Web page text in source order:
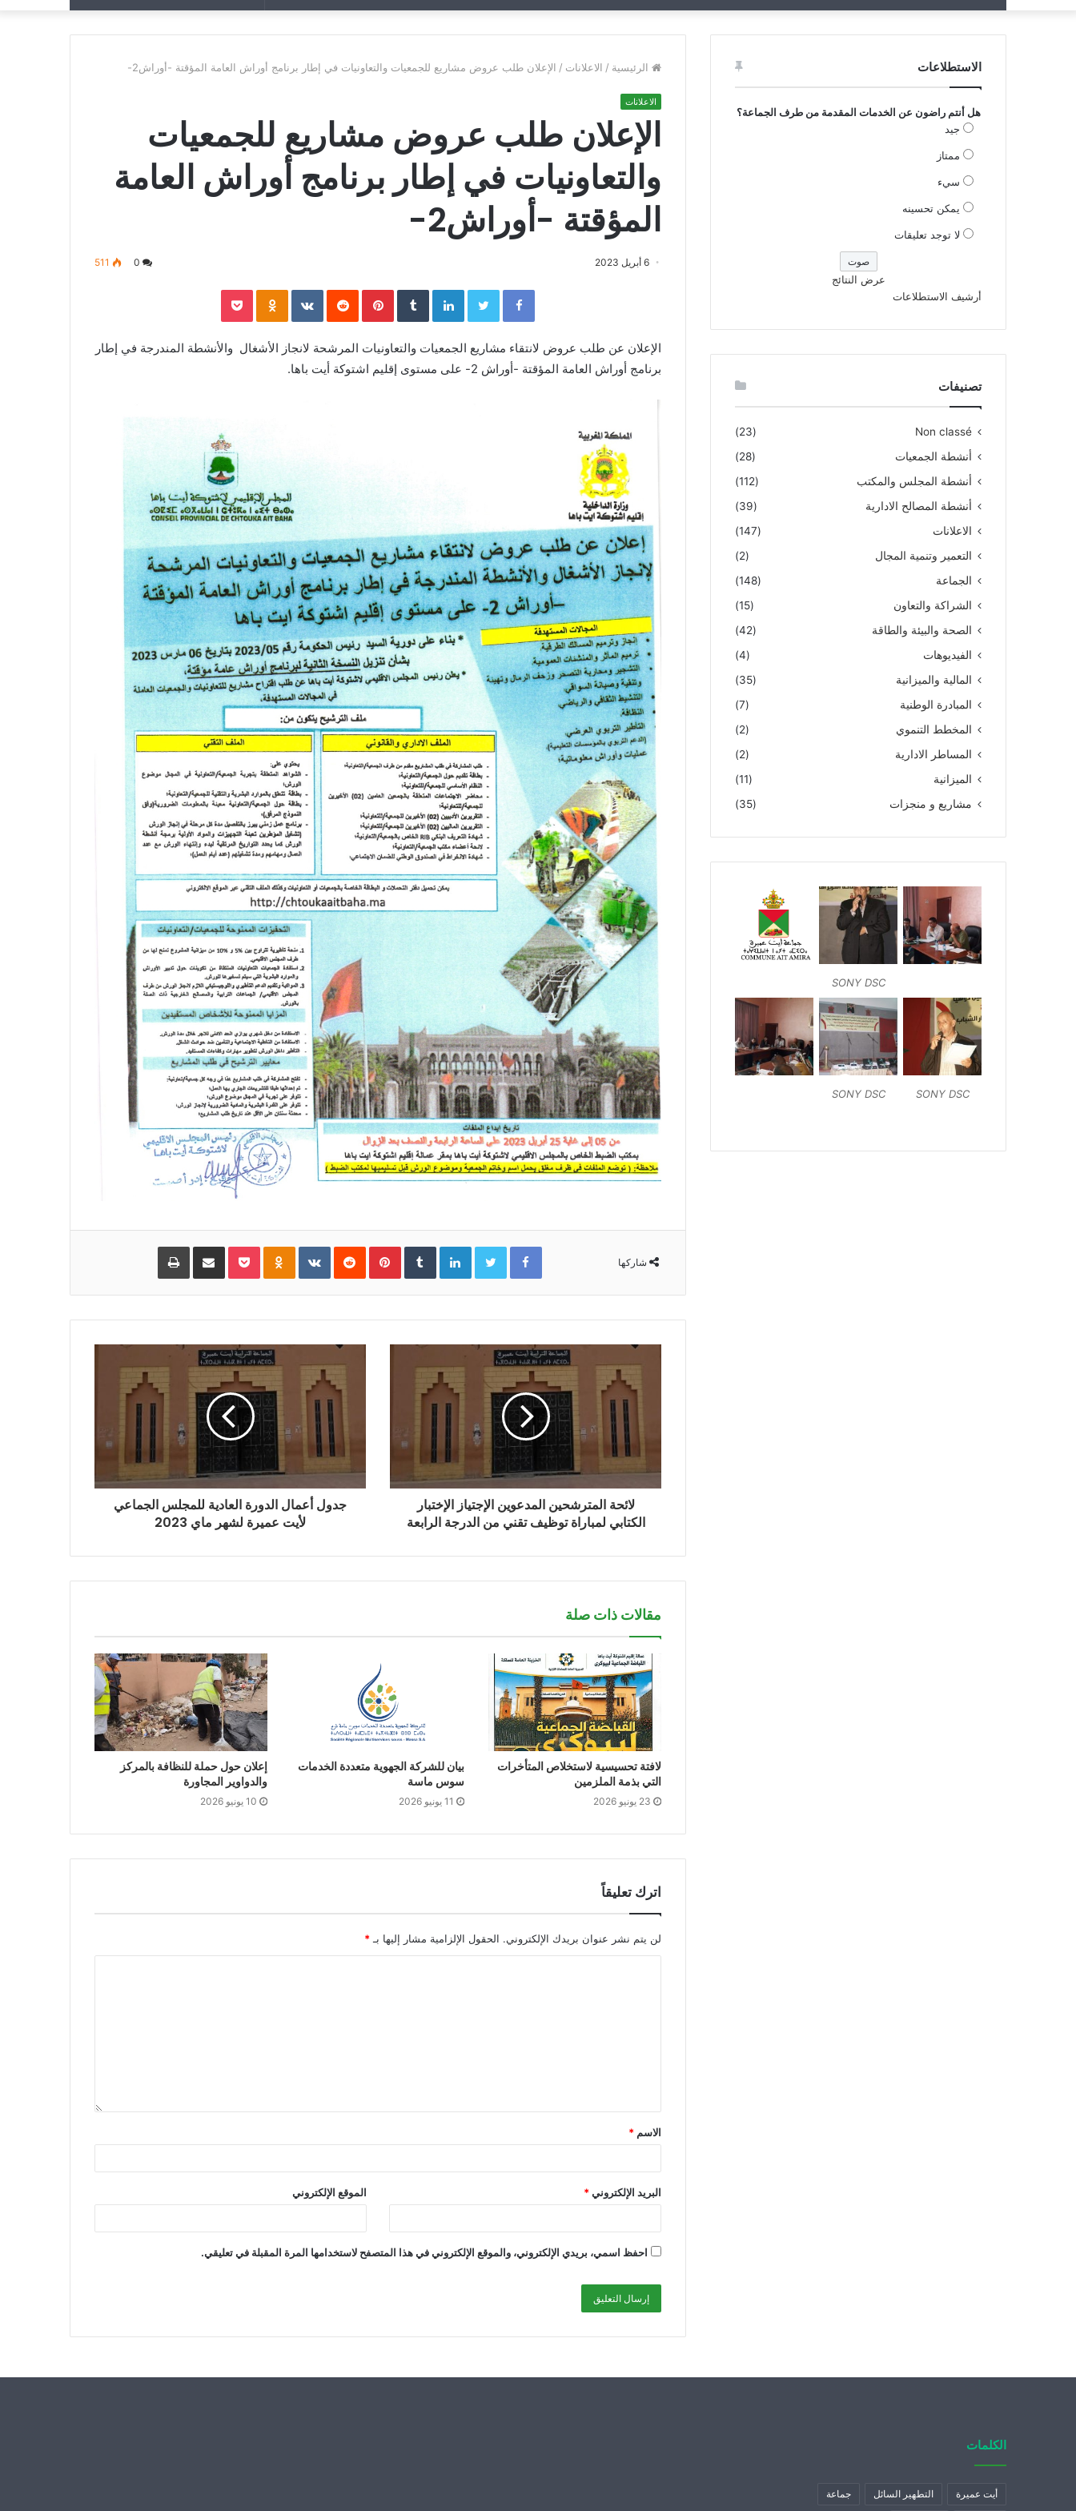
عن عشوائي
الرئيسية / الاعلانات / الإعلان طلب عروض مشاريع للجمعيات والتعاونيات في إطار برنامج أوراش العامة المؤقتة -أوراش2-
الاعلانات
الإعلان طلب عروض مشاريع للجمعيات
والتعاونيات في إطار برنامج أوراش العامة
المؤقتة -أوراش2-
6 أبريل 2023 0
511
Facebook
Twitter
LinkedIn
‏Tumblr
Pinterest
‏Reddit
‏VKontakte
الإعلان عن طلب عروض لانتقاء مشاريع الجمعيات والتعاونيات المرشحة لانجاز الأشغال والأنشطة المندرجة في إطار
برنامج أوراش العامة المؤقتة -أوراش 2- على مستوى إقليم اشتوكة أيت باها.
شاركها
Facebook
Twitter
LinkedIn
‏Tumblr
Pinterest
‏Reddit
‏VKontakte
Pocket مشاركة عبر البريد
لائحة المترشحين المدعوين الإجتياز الإختبار
الكتابي لمباراة توظيف تقني من الدرجة الرابعة
جدول أعمال الدورة العادية للمجلس الجماعي
لأيت عميرة لشهر ماي 2023
مقالات ذات صلة
لافتة تحسيسية لاستخلاص المتأخرات
التي بذمة الملزمين
23 يونيو 2026
بيان للشركة الجهوية متعددة الخدمات
سوس ماسة
11 يونيو 2026
إعلان حول حملة للنظافة بالمركز
والدواوير المجاورة
10 يونيو 2026
اترك تعليقاً
لن يتم نشر عنوان بريدك الإلكتروني. الحقول الإلزامية مشار إليها بـ *
الاسم *
البريد الإلكتروني* الموقع الإلكتروني
احفظ اسمي، بريدي الإلكتروني، والموقع الإلكتروني في هذا المتصفح لاستخدامها المرة المقبلة في تعليقي.
الاستطلاعات
هل أنتم راضون عن الخدمات المقدمة من طرف الجماعة؟
جيد
ممتاز
سيء
يمكن تحسينه
لا توجد تعليقات
عرض النتائج
أرشيف الاستطلاعات
تصنيفات
Non classé
(23)
أنشطة الجمعيات
(28)
أنشطة المجلس والمكتب
(112)
أنشطة المصالح الادارية
(39)
الاعلانات
(147)
التعمير وتنمية المجال
(2)
الجماعة
(148)
الشراكة والتعاون
(15)
الصحة والبيئة والطاقة
(42)
الفيديوهات
(4)
المالية والميزانية
(35)
المبادرة الوطنية
(7)
المخطط التنموي
(2)
المساطر الادارية
(2)
الميزانية
(11)
مشاريع و منجزات
(35)
SONY DSC
SONY DSC
SONY DSC
الكلمات
أيت عميرة التطهير السائل جماعة